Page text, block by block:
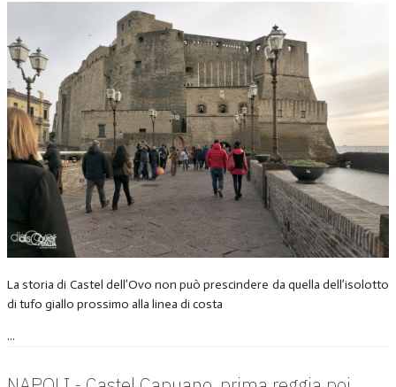
La storia di Castel dell’Ovo non può prescindere da quella dell’isolotto
di tufo giallo prossimo alla linea di costa
...